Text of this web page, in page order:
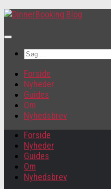
Søg
Forside
Nyheder
Guides
Om
Nyhedsbrev
Forside
Nyheder
Guides
Om
Nyhedsbrev